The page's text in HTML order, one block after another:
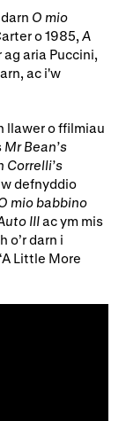
O mio
o 1985, A
ag aria Puccini,
ac i'w
llawer o ffilmiau
Mr Bean’s
Correlli’s
defnyddio
mio babbino
IIIac ym mis
o’r darn i
Little More